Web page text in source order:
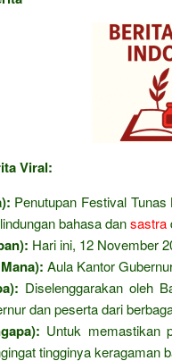
Viral:
Penutupan Festival
bahasa dansastra
Hari ini, 12 November
Aula Kantor
Diselenggarakan oleh
dan peserta dari
Untuk memastikan
tingginya keragaman